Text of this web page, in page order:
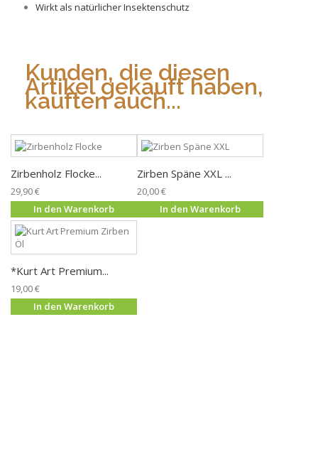
Wirkt als natürlicher Insektenschutz
Kunden, die diesen
Artikel gekauft haben,
kauften auch...
Zirbenholz Flocke...
29,90 €
In den Warenkorb
Zirben Späne XXL ...
20,00 €
In den Warenkorb
*Kurt Art Premium...
19,00 €
In den Warenkorb